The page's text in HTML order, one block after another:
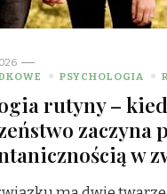
PSYCHOLOGIA
rutyny –
zaczyna
w